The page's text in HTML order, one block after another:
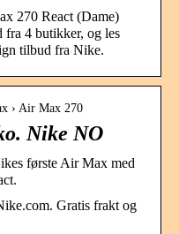
270 React (Dame)
fra 4 butikker, og les
tilbud fra Nike.
› Air Max 270
Nike NO
første Air Max med
Gratis frakt og